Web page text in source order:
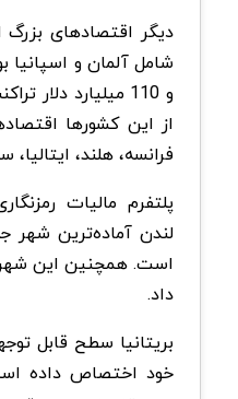
و 110 میلیارد
از این کشورها
فرانسه، هلند،
لندن آماده‌ترین شهر
است. همچنین این
داد.
بریتانیا سطح قابل
خود اختصاص داده